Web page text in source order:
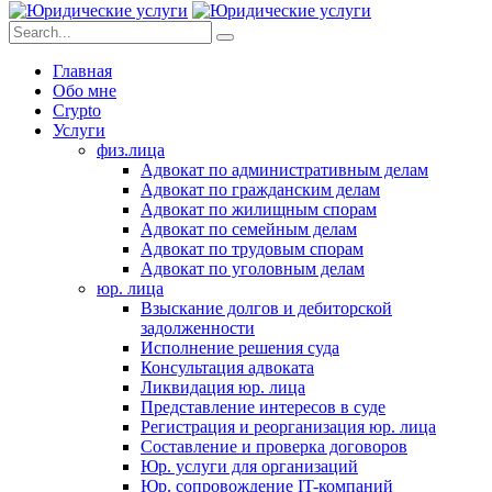
Главная
Обо мне
Crypto
Услуги
физ.лица
Адвокат по административным делам
Адвокат по гражданским делам
Адвокат по жилищным спорам
Адвокат по семейным делам
Адвокат по трудовым спорам
Адвокат по уголовным делам
юр. лица
Взыскание долгов и дебиторской
задолженности
Исполнение решения суда
Консультация адвоката
Ликвидация юр. лица
Представление интересов в суде
Регистрация и реорганизация юр. лица
Составление и проверка договоров
Юр. услуги для организаций
Юр. сопровождение IT-компаний